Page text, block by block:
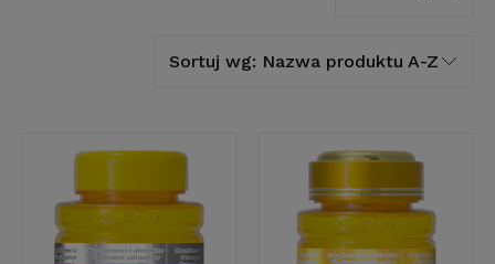
Sortuj wg: Nazwa produktu A-Z